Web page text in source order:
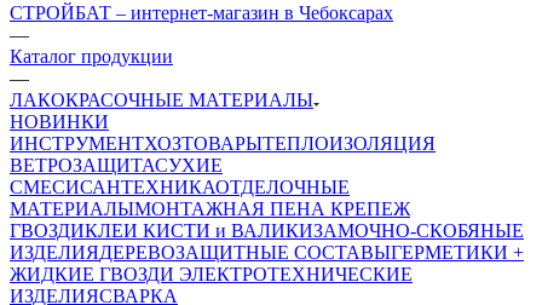
СТРОЙБАТ – интернет-магазин в Чебоксарах
—
Каталог продукции
—
ЛАКОКРАСОЧНЫЕ МАТЕРИАЛЫ
НОВИНКИ
ИНСТРУМЕНТХОЗТОВАРЫТЕПЛОИЗОЛЯЦИЯ
ВЕТРОЗАЩИТАСУХИЕ
СМЕСИСАНТЕХНИКАОТДЕЛОЧНЫЕ
МАТЕРИАЛЫМОНТАЖНАЯ ПЕНА КРЕПЕЖ
ГВОЗДИКЛЕИ КИСТИ и ВАЛИКИЗАМОЧНО-СКОБЯНЫЕ
ИЗДЕЛИЯДЕРЕВОЗАЩИТНЫЕ СОСТАВЫГЕРМЕТИКИ +
ЖИДКИЕ ГВОЗДИ ЭЛЕКТРОТЕХНИЧЕСКИЕ
ИЗДЕЛИЯСВАРКА